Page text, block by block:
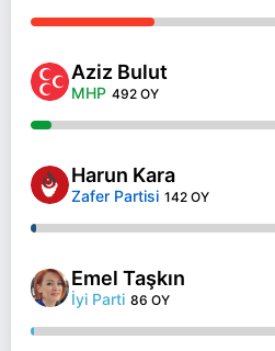
Aziz Bulut
MHP 492 OY
Harun Kara
Zafer Partisi 142 OY
Emel Taşkın
İyi Parti 86 OY